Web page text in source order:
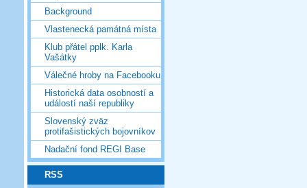
Background
Vlastenecká památná místa
Klub přátel pplk. Karla
Vašátky
Válečné hroby na Facebooku
Historická data osobností a
událostí naší republiky
Slovenský zväz
protifašistických bojovníkov
Nadační fond REGI Base
RSS